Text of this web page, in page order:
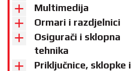
Multimedija
Ormari i razdjelnici
Osigurači i sklopna
tehnika
Priključnice, sklopke i